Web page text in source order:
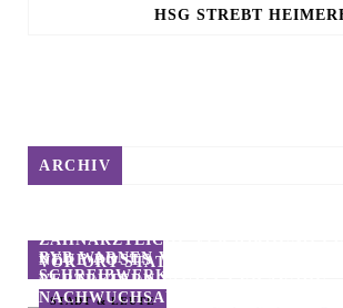
ARCHIV
NEUE POSTS
ZAHNÄRZTLICHE VERSORGUNG
VOR ORT STATT
STADT & LEUTE
BVB WARNEN VOR UNSERIÖSEN
VERTRETERN
SCHREIBWERKSTATT FÜR JUNGE
NACHWUCHSAUTOREN